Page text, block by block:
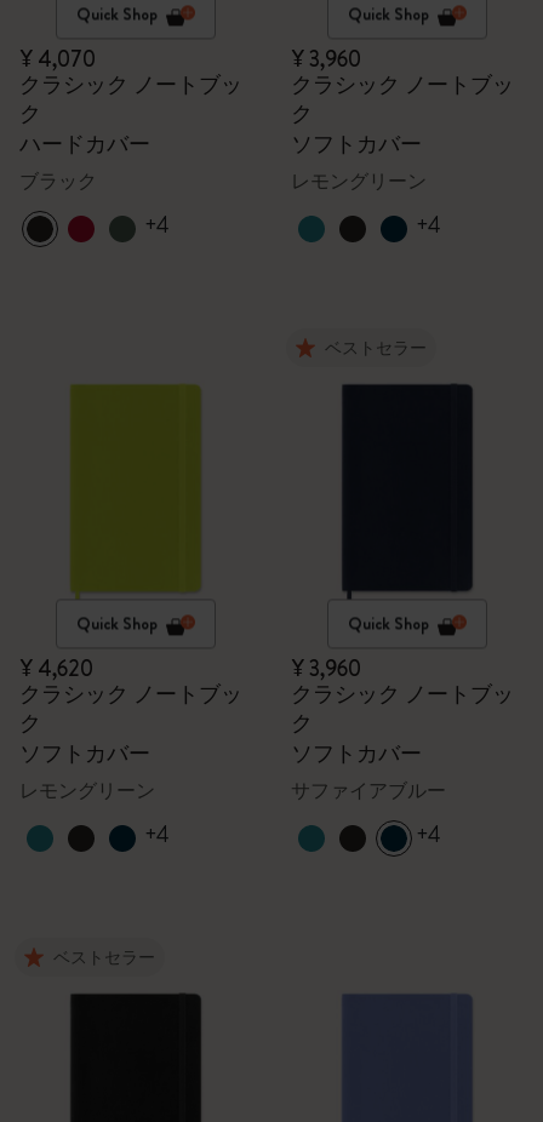
Quick Shop
¥ 4,070
クラシック ノートブッ
ク
ハードカバー
ブラック
+4
Quick Shop
¥ 3,960
クラシック ノートブッ
ク
ソフトカバー
レモングリーン
+4
Quick Shop
¥ 4,620
クラシック ノートブッ
ク
ソフトカバー
レモングリーン
+4
ベストセラー
Quick Shop
¥ 3,960
クラシック ノートブッ
ク
ソフトカバー
サファイアブルー
+4
ベストセラー